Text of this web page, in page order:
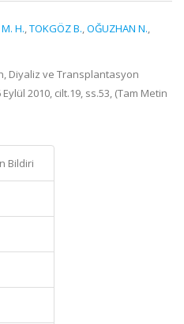
H.,TOKGÖZ B.,OĞUZHAN N.,
Diyaliz ve Transplantasyon
2010, cilt.19, ss.53, (Tam Metin
Bildiri